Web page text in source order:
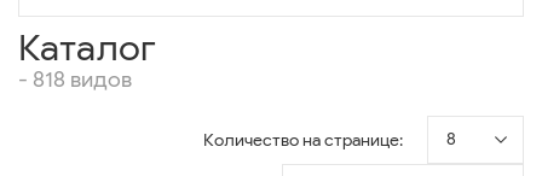
Каталог
- 818 видов
Количество на странице: 8